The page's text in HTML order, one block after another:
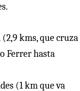
kms, que cruza
Ferrer hasta
(1 km que va